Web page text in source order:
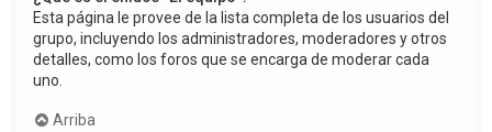
Esta página le provee de la lista completa de los usuarios del
grupo, incluyendo los administradores, moderadores y otros
detalles, como los foros que se encarga de moderar cada
uno.
Arriba